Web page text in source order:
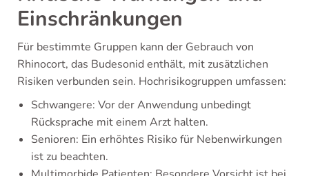
Einschränkungen
Für bestimmte Gruppen kann der Gebrauch von
Rhinocort, das Budesonid enthält, mit zusätzlichen
Risiken verbunden sein. Hochrisikogruppen umfassen:
Schwangere: Vor der Anwendung unbedingt
Rücksprache mit einem Arzt halten.
Senioren: Ein erhöhtes Risiko für Nebenwirkungen
ist zu beachten.